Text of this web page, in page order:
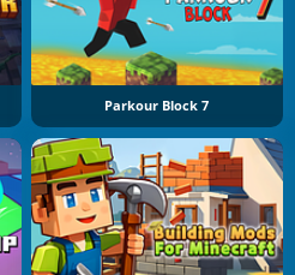
Parkour Block 7